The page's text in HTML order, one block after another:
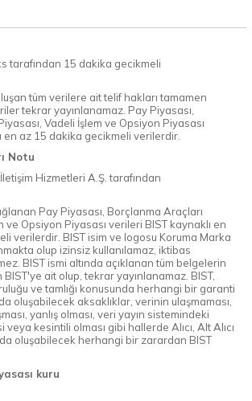
tarafından 15 dakika gecikmeli
tüm verilere ait telif hakları tamamen
tekrar yayınlanamaz. Pay Piyasası,
Vadeli İşlem ve Opsiyon Piyasası
en az 15 dakika gecikmeli verilerdir.
Notu
Hizmetleri A.Ş. tarafından
Pay Piyasası, Borçlanma Araçları
ve Opsiyon Piyasası verileri BIST kaynaklı en
verilerdir. BIST isim ve logosu Koruma Marka
olup izinsiz kullanılamaz, iktibas
BIST ismi altında açıklanan tüm belgelerin
ait olup, tekrar yayınlanamaz. BIST,
ve tamlığı konusunda herhangi bir garanti
oluşabilecek aksaklıklar, verinin ulaşmaması,
yanlış olması, veri yayın sistemindeki
kesintili olması gibi hallerde Alıcı, Alt Alıcı
oluşabilecek herhangi bir zarardan BIST
kuru